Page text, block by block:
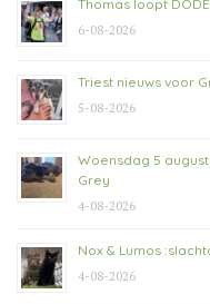
Thomas loopt
6-08-2026
Triest nieuws voor
5-08-2026
Woensdag 5
Grey
4-08-2026
Nox & Lumos
4-08-2026